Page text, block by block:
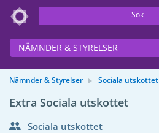
Sök
NÄMNDER & STYRELSER
Nämnder & Styrelser Sociala utskottet
Extra Sociala utskottet
Sociala utskottet